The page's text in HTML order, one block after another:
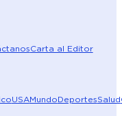
Carta al Editor
USAMundoDeportesSalud